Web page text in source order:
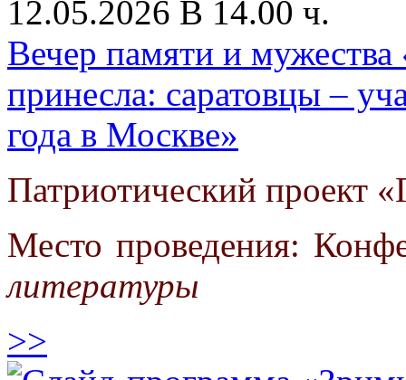
12.05.2026 В 14.00 ч.
Вечер памяти и
принесла: саратовцы –
года в Москве»
Патриотический проект
Место проведения:
литературы
>>